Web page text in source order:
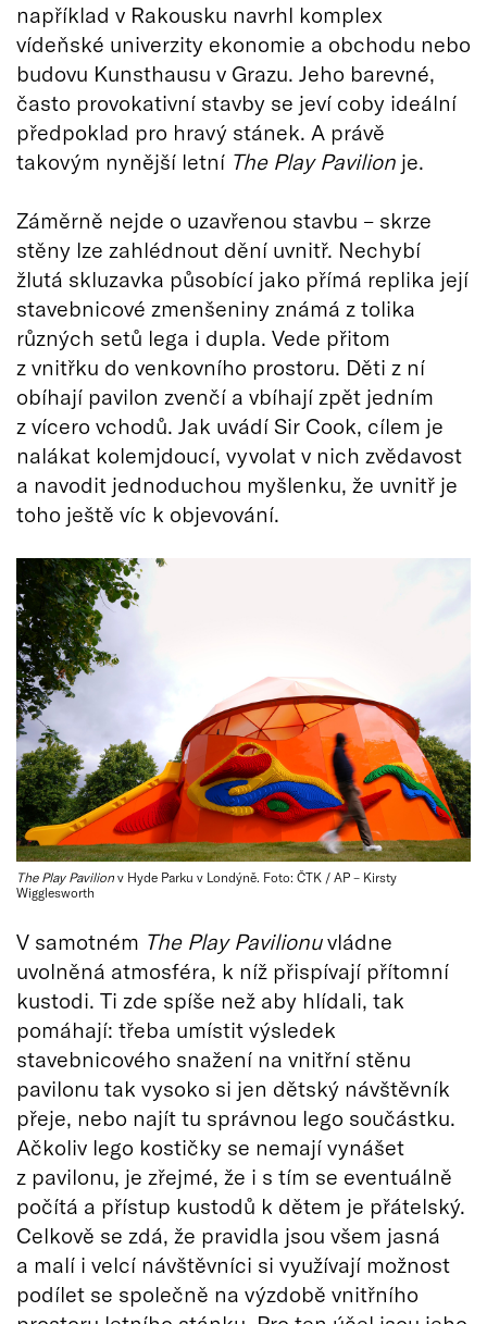
například v Rakousku navrhl komplex
vídeňské univerzity ekonomie a obchodu nebo
budovu Kunsthausu v Grazu. Jeho barevné,
často provokativní stavby se jeví coby ideální
předpoklad pro hravý stánek. A právě
takovým nynější letní The Play Pavilion je.
Záměrně nejde o uzavřenou stavbu – skrze
stěny lze zahlédnout dění uvnitř. Nechybí
žlutá skluzavka působící jako přímá replika její
stavebnicové zmenšeniny známá z tolika
různých setů lega i dupla. Vede přitom
z vnitřku do venkovního prostoru. Děti z ní
obíhají pavilon zvenčí a vbíhají zpět jedním
z vícero vchodů. Jak uvádí Sir Cook, cílem je
nalákat kolemjdoucí, vyvolat v nich zvědavost
a navodit jednoduchou myšlenku, že uvnitř je
toho ještě víc k objevování.
The Play Pavilion v Hyde Parku v Londýně. Foto: ČTK / AP – Kirsty
Wigglesworth
V samotném The Play Pavilionuvládne
uvolněná atmosféra, k níž přispívají přítomní
kustodi. Ti zde spíše než aby hlídali, tak
pomáhají: třeba umístit výsledek
stavebnicového snažení na vnitřní stěnu
pavilonu tak vysoko si jen dětský návštěvník
přeje, nebo najít tu správnou lego součástku.
Ačkoliv lego kostičky se nemají vynášet
z pavilonu, je zřejmé, že i s tím se eventuálně
počítá a přístup kustodů k dětem je přátelský.
Celkově se zdá, že pravidla jsou všem jasná
a malí i velcí návštěvníci si využívají možnost
podílet se společně na výzdobě vnitřního